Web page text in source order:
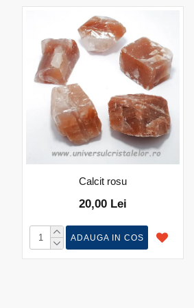
Calcit rosu
20,00 Lei
ADAUGA IN COS